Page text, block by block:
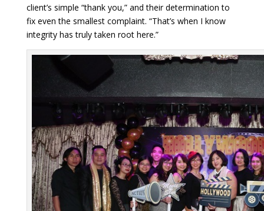
client’s simple “thank you,” and their determination to
fix even the smallest complaint. “That’s when I know
integrity has truly taken root here.”